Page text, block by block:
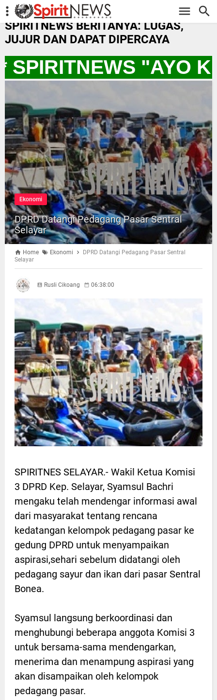
-->
SPIRITNEWS BERITANYA: LUGAS,
JUJUR DAN DAPAT DIPERCAYA
"AYO
Ekonomi
DPRD Datangi Pedagang Pasar Sentral
Selayar
Home Ekonomi
DPRD Datangi Pedagang Pasar Sentral
Selayar
Rusli Cikoang 06:38:00
SPIRITNES SELAYAR.- Wakil Ketua Komisi
3 DPRD Kep. Selayar, Syamsul Bachri
mengaku telah mendengar informasi awal
dari masyarakat tentang rencana
kedatangan kelompok pedagang pasar ke
gedung DPRD untuk menyampaikan
aspirasi,sehari sebelum didatangi oleh
pedagang sayur dan ikan dari pasar Sentral
Bonea.
Syamsul langsung berkoordinasi dan
menghubungi beberapa anggota Komisi 3
untuk bersama-sama mendengarkan,
menerima dan menampung aspirasi yang
akan disampaikan oleh kelompok
pedagang pasar.